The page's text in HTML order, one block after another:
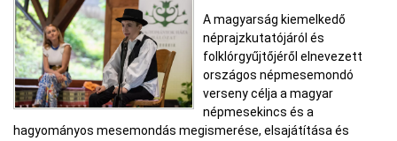
A magyarság kiemelkedő
néprajzkutatójáról és
folklórgyűjtőjéről elnevezett
országos népmesemondó
verseny célja a magyar
népmesekincs és a
hagyományos mesemondás megismerése, elsajátítása és